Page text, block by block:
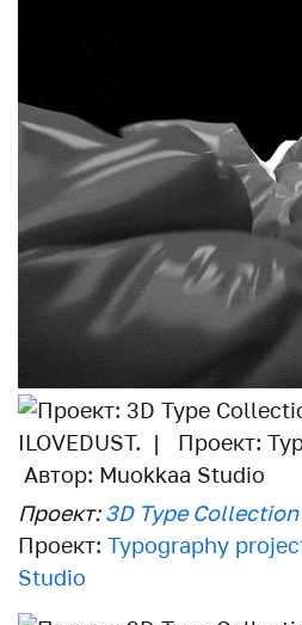
Проект:3D Type Collection
Проект: Typography
Studio